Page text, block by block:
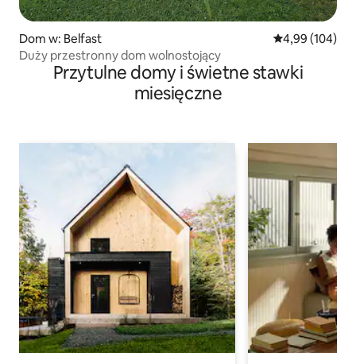
Dom w: Belfast Średnia
4,99 (104)
Duży przestronny dom wolnostojący
Przytulne domy i świetne stawki
miesięczne